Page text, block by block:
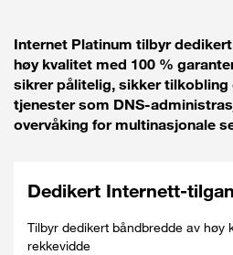
Internet Platinum tilbyr
høy kvalitet med 100 %
sikrer pålitelig, sikker tilkobling
tjenester som DNS-
overvåking for multinasjonale
Dedikert Internett-
Tilbyr dedikert båndbredde av høy
rekkevidde